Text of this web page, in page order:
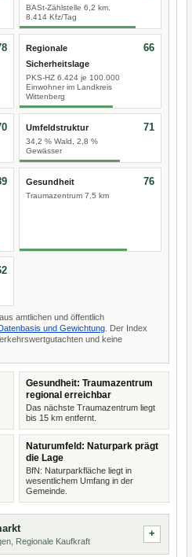
BASt-Zählstelle 6,2 km,
8.414 Kfz/Tag
Regionale
Sicherheitslage
PKS-HZ 6.424 je 100.000
Einwohner im Landkreis
Wittenberg
66
Umfeldstruktur
34,2 % Wald, 2,8 %
Gewässer
71
Gesundheit
Traumazentrum 7,5 km
76
amtlichen und öffentlich
und Gewichtung . Der Index
und keine
Gesundheit: Traumazentrum
regional erreichbar
Das nächste Traumazentrum liegt
bis 15 km entfernt.
Naturumfeld: Naturpark prägt
die Lage
BfN: Naturparkfläche liegt in
wesentlichem Umfang in der
Gemeinde.
Regionale Kaufkraft